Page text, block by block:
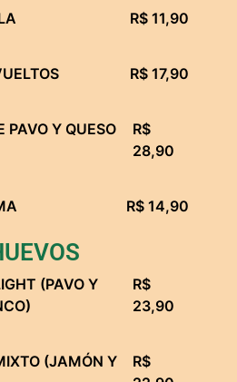
R$ 11,90
R$ 17,90
PAVO Y QUESO
R$
28,90
R$ 14,90
(PAVO Y
R$
23,90
(JAMÓN Y
R$